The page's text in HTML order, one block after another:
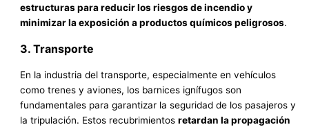
estructuras para reducir los riesgos de incendio y
minimizar la exposición a productos químicos peligrosos.
3. Transporte
En la industria del transporte, especialmente en vehículos
como trenes y aviones, los barnices ignífugos son
fundamentales para garantizar la seguridad de los pasajeros y
la tripulación. Estos recubrimientosretardan la propagación